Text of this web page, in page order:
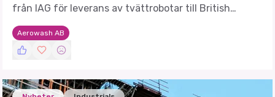
från IAG för leverans av tvättrobotar till British
Airways vid Heathrow.
Aerowash AB